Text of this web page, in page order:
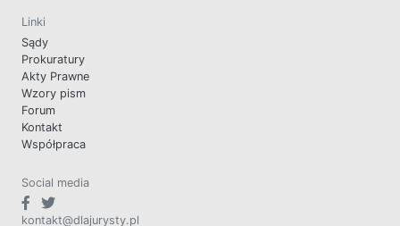
Linki
Sądy
Prokuratury
Akty Prawne
Wzory pism
Forum
Kontakt
Współpraca
Social media
kontakt@dlajurysty.pl